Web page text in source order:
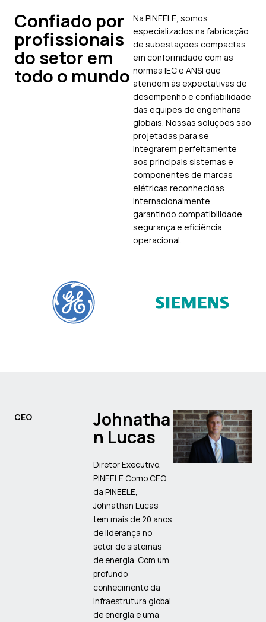
Confiado por
profissionais
do setor em
todo o mundo
Na PINEELE, somos
especializados na fabricação
de subestações compactas
em conformidade com as
normas IEC e ANSI que
atendem às expectativas de
desempenho e confiabilidade
das equipes de engenharia
globais. Nossas soluções são
projetadas para se
integrarem perfeitamente
aos principais sistemas e
componentes de marcas
elétricas reconhecidas
internacionalmente,
garantindo compatibilidade,
segurança e eficiência
operacional.
CEO Johnatha
n Lucas
Diretor Executivo,
PINEELE Como CEO
da PINEELE,
Johnathan Lucas
tem mais de 20 anos
de liderança no
setor de sistemas
de energia. Com um
profundo
conhecimento da
infraestrutura global
de energia e uma